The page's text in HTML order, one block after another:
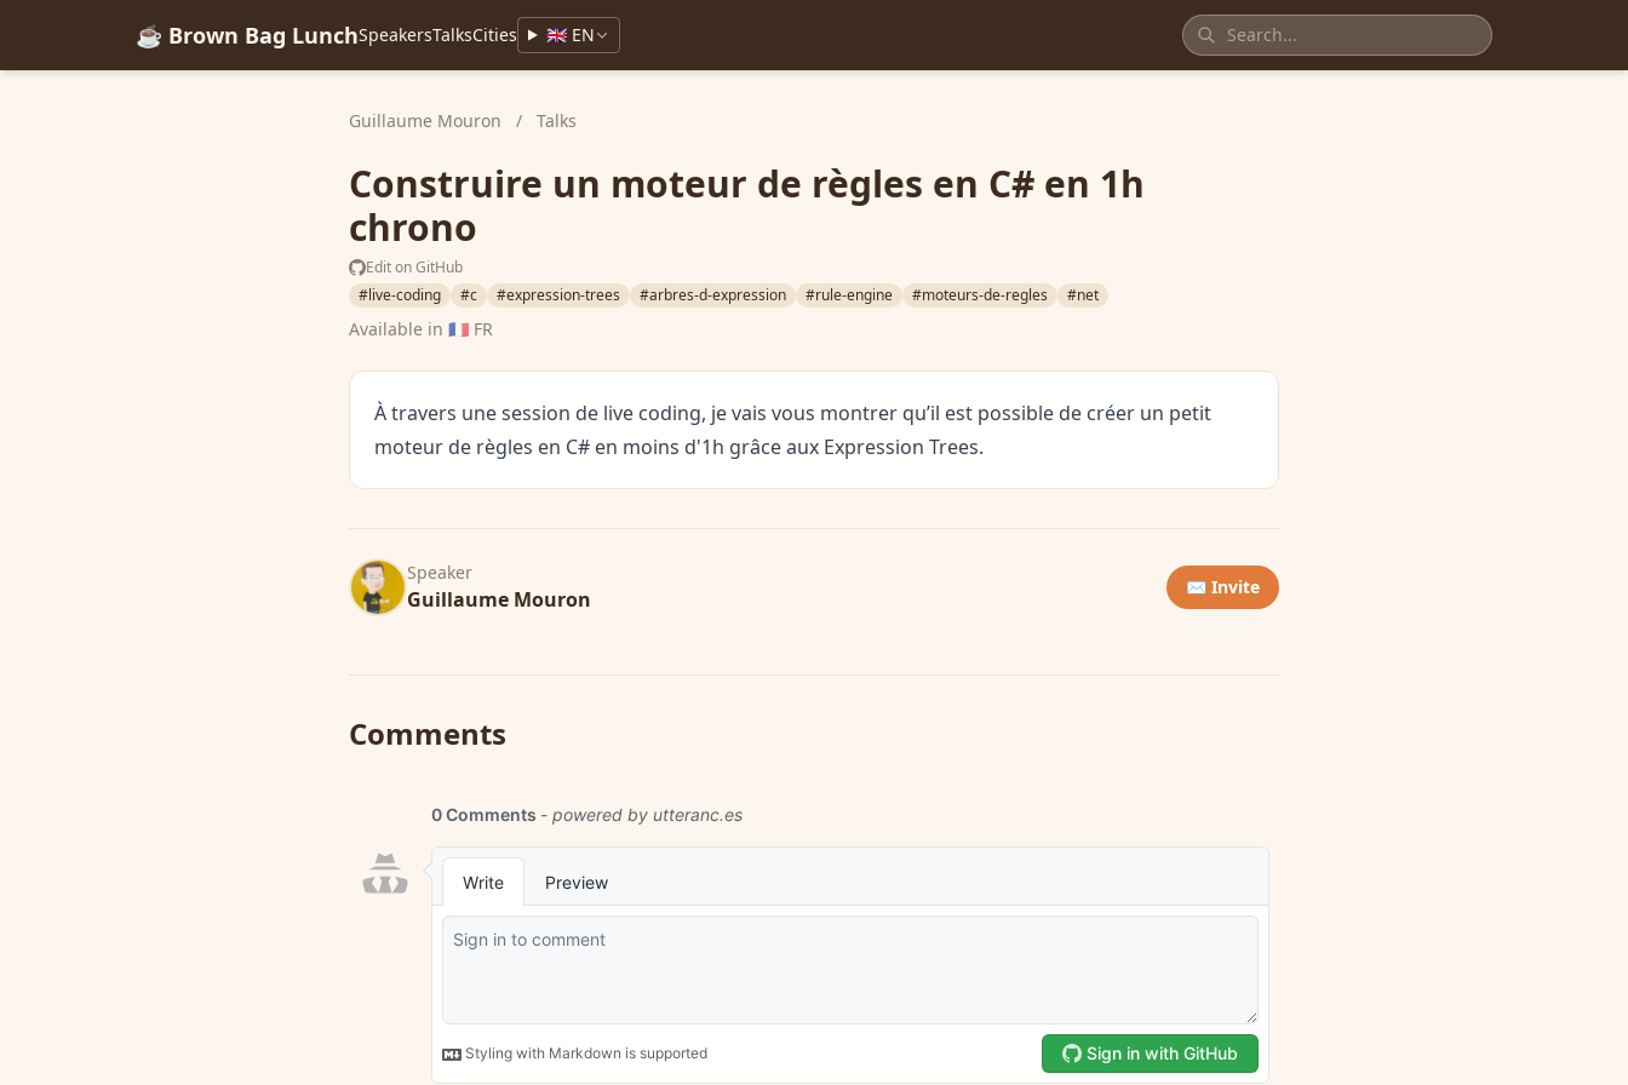
☕ Brown Bag LunchSpeakersTalksCities 🇬🇧 EN
Guillaume Mouron / Talks
Construire un moteur de règles en C# en 1h
chrono
Edit on GitHub
#live-coding
#c #expression-trees #arbres-d-expression #rule-engine #moteurs-de-regles #net
Available in 🇫🇷 FR
À travers une session de live coding, je vais vous montrer qu’il est possible de créer un petit
moteur de règles en C# en moins d'1h grâce aux Expression Trees.
Speaker
Guillaume Mouron ✉️ Invite
Comments